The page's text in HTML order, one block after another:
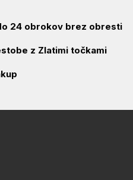
24 obrokov brez obresti
z Zlatimi točkami